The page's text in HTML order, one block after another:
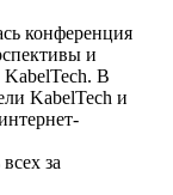
конференция
и
KabelTech. В
KabelTech и
за